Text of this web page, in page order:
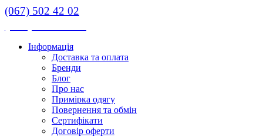
(067) 502 42 02
Інформація
Доставка та оплата
Бренди
Блог
Про нас
Примірка одягу
Повернення та обмін
Сертифікати
Договір оферти